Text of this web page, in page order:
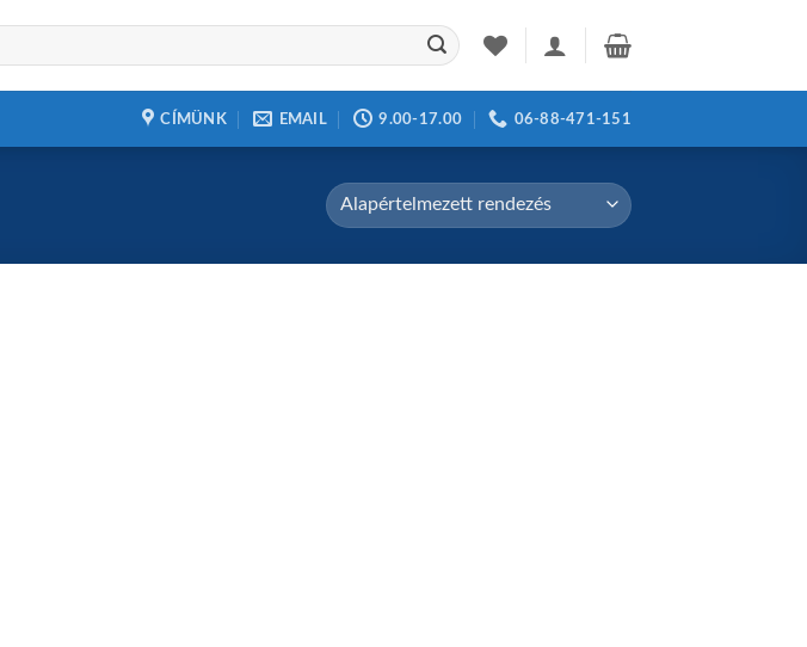
CÍMÜNK EMAIL 9.00-17.00 06-88-471-151